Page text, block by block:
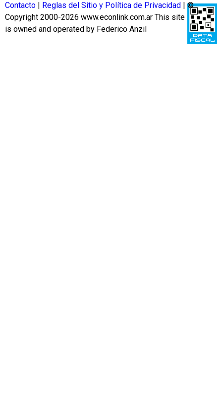
Contacto Reglas del Sitio y Política de Privacidad
| ©
Copyright 2000-2026 www.econlink.com.ar This site
is owned and operated by Federico Anzil